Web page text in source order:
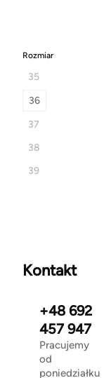
Rozmiar
35
36
37
38
39
Kontakt
+48 692
457 947
Pracujemy
od
poniedziałku